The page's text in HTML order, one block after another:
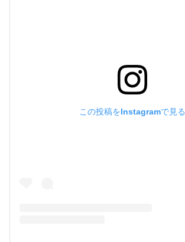
この投稿をInstagramで見る